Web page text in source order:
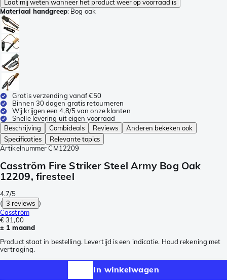
Laat mij weten wanneer het product weer op voorraad is
Materiaal handgreep: Bog oak
Gratis verzending vanaf €50
Binnen 30 dagen gratis retourneren
Wij krijgen een 4,8/5 van onze klanten
Snelle levering uit eigen voorraad
Beschrijving
Combideals Reviews
Anderen bekeken ook
Specificaties
Relevante topics
Artikelnummer CM12209
Casström Fire Striker Steel Army Bog Oak
12209, firesteel
4.7/5
( 3 reviews )
Casström
€ 31,00
± 1 maand
Product staat in bestelling. Levertijd is een indicatie. Houd rekening met
vertraging.
In winkelwagen